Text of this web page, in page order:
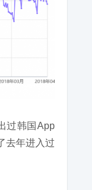
过韩国App
去年进入过